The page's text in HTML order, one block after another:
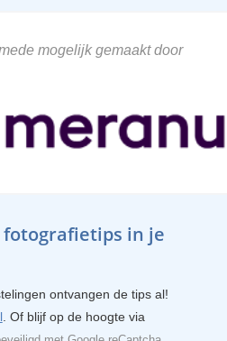
mogelijk gemaakt door
in je
ontvangen de tips al!
. Of blijf op de hoogte via